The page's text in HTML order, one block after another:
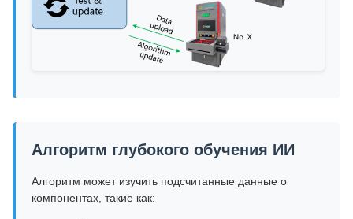
Алгоритм глубокого обучения ИИ
Алгоритм может изучить подсчитанные данные о
компонентах, такие как: